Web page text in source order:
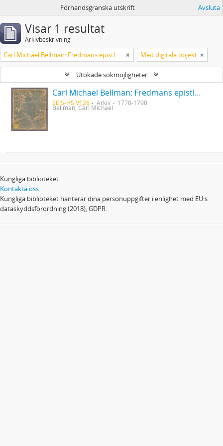
Förhandsgranska utskrift Avsluta
Visar 1 resultat
Arkivbeskrivning
Carl Michael Bellman: Fredmans epistlar [Nechers ex.]. Ep. 1-50 Med digitala objekt
Utökade sökmöjligheter
Carl Michael Bellman: Fredmans epistlar [Nechers ex.]. Ep. 1-50
SE S-HS Vf 26 Arkiv 1770-1790
Bellman, Carl Michael
Kungliga biblioteket
Kontakta oss
Kungliga biblioteket hanterar dina personuppgifter i enlighet med EU:s
dataskyddsförordning (2018), GDPR.